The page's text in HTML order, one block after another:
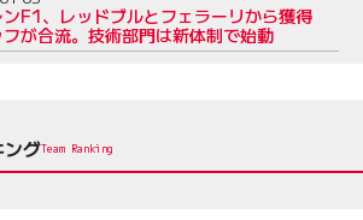
F1、レッドブルとフェラーリから獲得
が合流。技術部門は新体制で始動
グTeam Ranking